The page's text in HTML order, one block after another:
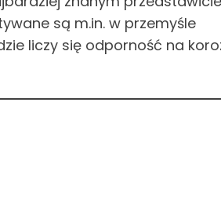
są m.in. w przemyśle
liczy się odporność na